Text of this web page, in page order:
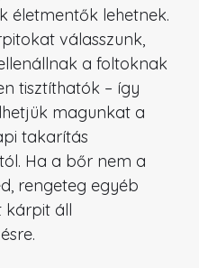
életmentők lehetnek.
válasszunk,
a foltoknak
tisztíthatók – így
magunkat a
takarítás
Ha a bőr nem a
rengeteg egyéb
kárpit áll